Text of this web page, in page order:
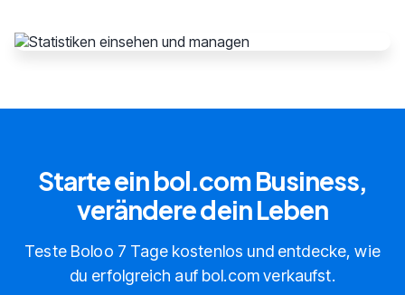
Starte ein bol.com Business,
verändere dein Leben
Teste Boloo 7 Tage kostenlos und entdecke, wie
du erfolgreich auf bol.com verkaufst.